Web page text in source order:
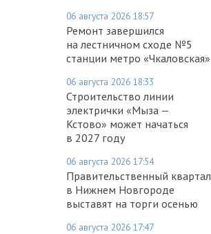
06 августа 2026 18:57
Ремонт завершился
на лестничном сходе №5
станции метро «Чкаловская»
06 августа 2026 18:33
Строительство линии
электрички «Мыза —
Кстово» может начаться
в 2027 году
06 августа 2026 17:54
Правительственный квартал
в Нижнем Новгороде
выставят на торги осенью
06 августа 2026 17:47